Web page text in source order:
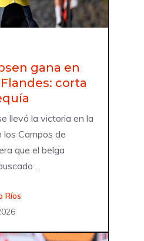
gana en
corta
llevó la victoria en la
los Campos de
que el belga
...
Ríos